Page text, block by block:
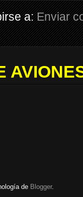
a:Enviar
de Blogger.